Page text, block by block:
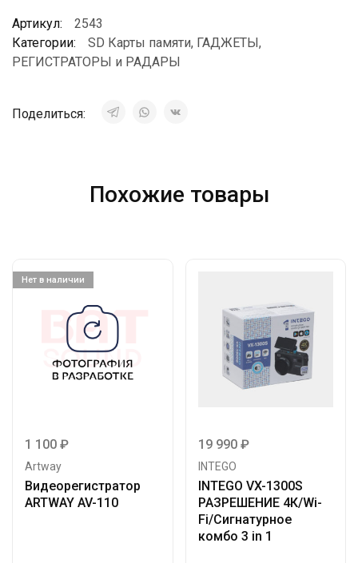
Артикул:
2543
Категории:
SD Карты памяти, ГАДЖЕТЫ,
РЕГИСТРАТОРЫ и РАДАРЫ
Поделиться:
Похожие товары
Нет в наличии
1 100 ₽
Artway
Видеорегистратор
ARTWAY AV-110
19 990 ₽
INTEGO
INTEGO VX-1300S
РАЗРЕШЕНИЕ 4К/Wi-
Fi/Сигнатурное
комбо 3 in 1